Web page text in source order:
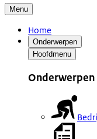
Menu
Home
Onderwerpen
Hoofdmenu
Onderwerpen